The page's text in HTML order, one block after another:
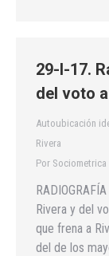
29-I-17.
del voto
Autoubicación
Rivera
Por Sociometrica
Rivera y del
que frena a
del de los